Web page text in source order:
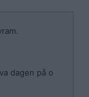
dagen på o